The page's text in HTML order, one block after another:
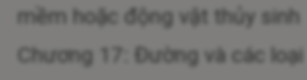
mềm hoặc động vật thủy
Chương 17: Đường và các